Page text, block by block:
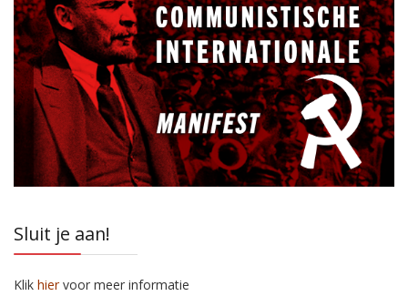
Sluit je aan!
Klik hiervoor meer informatie